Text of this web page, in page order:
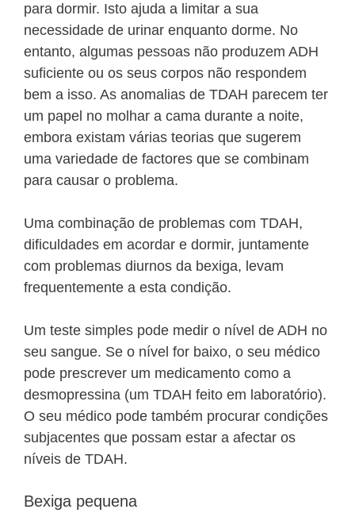
para dormir. Isto ajuda a limitar a sua
necessidade de urinar enquanto dorme. No
entanto, algumas pessoas não produzem ADH
suficiente ou os seus corpos não respondem
bem a isso. As anomalias de TDAH parecem ter
um papel no molhar a cama durante a noite,
embora existam várias teorias que sugerem
uma variedade de factores que se combinam
para causar o problema.
Uma combinação de problemas com TDAH,
dificuldades em acordar e dormir, juntamente
com problemas diurnos da bexiga, levam
frequentemente a esta condição.
Um teste simples pode medir o nível de ADH no
seu sangue. Se o nível for baixo, o seu médico
pode prescrever um medicamento como a
desmopressina (um TDAH feito em laboratório).
O seu médico pode também procurar condições
subjacentes que possam estar a afectar os
níveis de TDAH.
Bexiga pequena